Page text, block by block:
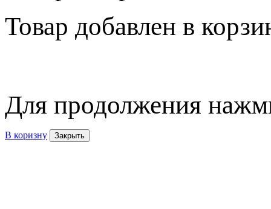
Товар добавлен в
Для продолжения
В коризну Закрыть